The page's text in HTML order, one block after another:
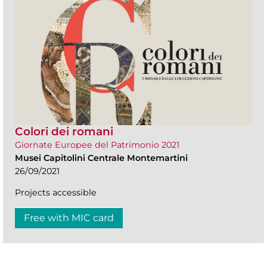
Colori dei romani
Giornate Europee del Patrimonio 2021
Musei Capitolini Centrale Montemartini
26/09/2021
Projects accessible
Free with MIC card